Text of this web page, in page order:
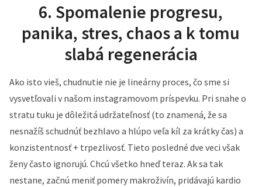
6. Spomalenie progresu,
panika, stres, chaos a k tomu
slabá regenerácia
Ako isto vieš, chudnutie nie je lineárny proces, čo sme si
vysvetľovali v našom instagramovom príspevku. Pri snahe o
stratu tuku je dôležitá udržateľnosť (to znamená, že sa
nesnažíš schudnúť bezhlavo a hlúpo veľa kíl za krátky čas) a
konzistentnosť + trpezlivosť. Tieto posledné dve veci však
ženy často ignorujú. Chcú všetko hneď teraz. Ak sa tak
nestane, začnú meniť pomery makroživín, pridávajú kardio